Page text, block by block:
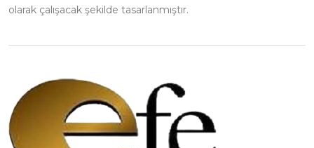
olarak çalışacak şekilde tasarlanmıştır.